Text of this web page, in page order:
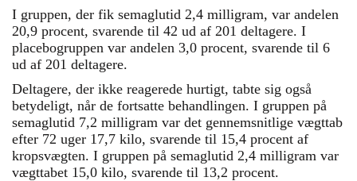
I gruppen, der fik semaglutid 2,4 milligram, var andelen
20,9 procent, svarende til 42 ud af 201 deltagere. I
placebogruppen var andelen 3,0 procent, svarende til 6
ud af 201 deltagere.
Deltagere, der ikke reagerede hurtigt, tabte sig også
betydeligt, når de fortsatte behandlingen. I gruppen på
semaglutid 7,2 milligram var det gennemsnitlige vægttab
efter 72 uger 17,7 kilo, svarende til 15,4 procent af
kropsvægten. I gruppen på semaglutid 2,4 milligram var
vægttabet 15,0 kilo, svarende til 13,2 procent.